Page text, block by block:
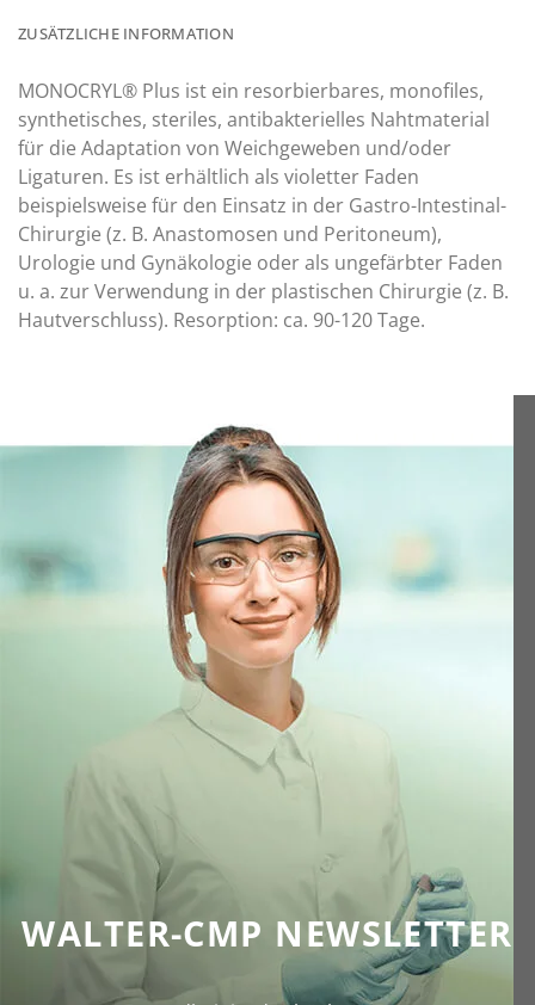
ZUSÄTZLICHE INFORMATION
MONOCRYL® Plus ist ein resorbierbares, monofiles,
synthetisches, steriles, antibakterielles Nahtmaterial
für die Adaptation von Weichgeweben und/oder
Ligaturen. Es ist erhältlich als violetter Faden
beispielsweise für den Einsatz in der Gastro-Intestinal-
Chirurgie (z. B. Anastomosen und Peritoneum),
Urologie und Gynäkologie oder als ungefärbter Faden
u. a. zur Verwendung in der plastischen Chirurgie (z. B.
Hautverschluss). Resorption: ca. 90-120 Tage.
WALTER-CMP NEWSLETTER